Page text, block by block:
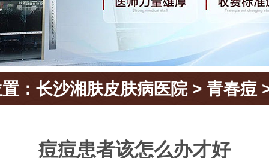
： 长沙湘肤皮肤病医院> 青春痘
痘痘患者该怎么办才好